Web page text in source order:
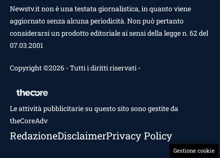
Newstv.it non è una testata giornalistica, in quanto viene
aggiornato senza alcuna periodicità. Non può pertanto
considerarsi un prodotto editoriale ai sensi della legge n. 62 del
07.03.2001
Copyright ©2026 - Tutti i diritti riservati -
Le attività pubblicitarie su questo sito sono gestite da
theCoreAdv
RedazioneDisclaimerPrivacy Policy
Gestione cookie